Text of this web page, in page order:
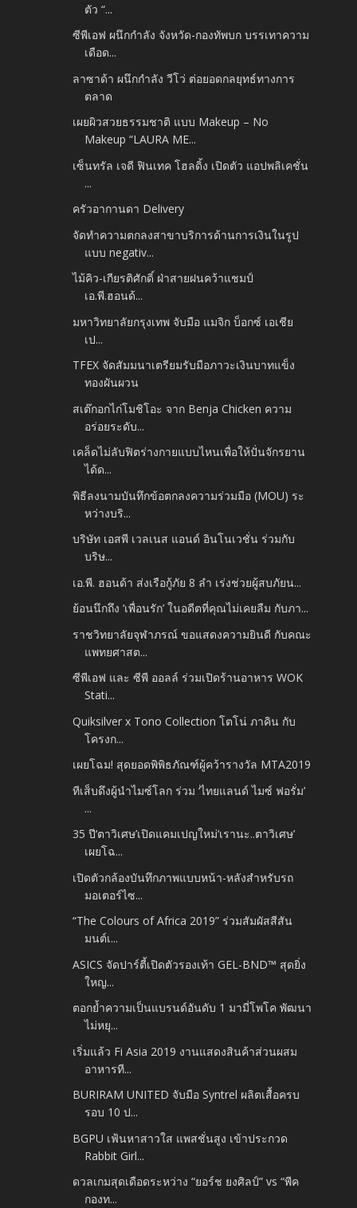
ตัว “...
ซีพีเอฟ ผนึกกำลัง จังหวัด-กองทัพบก บรรเทาความ
เดือด...
ลาซาด้า ผนึกกำลัง วีโว่ ต่อยอดกลยุทธ์ทางการ
ตลาด
เผยผิวสวยธรรมชาติ แบบ Makeup – No
Makeup “LAURA ME...
เซ็นทรัล เจดี ฟินเทค โฮลดิ้ง เปิดตัว แอปพลิเคชั่น
...
ครัวอากานดา Delivery
จัดทำความตกลงสาขาบริการด้านการเงินในรูป
แบบ negativ...
ไม้คิว-เกียรติศักดิ์ ฝ่าสายฝนคว้าแชมป์
เอ.พี.ฮอนด้...
มหาวิทยาลัยกรุงเทพ จับมือ แมจิก บ็อกซ์ เอเชีย
เป...
TFEX จัดสัมมนาเตรียมรับมือภาวะเงินบาทแข็ง
ทองผันผวน
สเต๊กอกไก่โมชิโอะ จาก Benja Chicken ความ
อร่อยระดับ...
เคล็ดไม่ลับฟิตร่างกายแบบไหนเพื่อให้ปั่นจักรยาน
ได้ด...
พิธีลงนามบันทึกข้อตกลงความร่วมมือ (MOU) ระ
หว่างบริ...
บริษัท เอสพี เวลเนส แอนด์ อินโนเวชั่น ร่วมกับ
บริษ...
เอ.พี. ฮอนด้า ส่งเรือกู้ภัย 8 ลำ เร่งช่วยผู้สบภัยน...
ย้อนนึกถึง ‘เพื่อนรัก’ ในอดีตที่คุณไม่เคยลืม กับภา...
ราชวิทยาลัยจุฬาภรณ์ ขอแสดงความยินดี กับคณะ
แพทยศาสต...
ซีพีเอฟ และ ซีพี ออลล์ ร่วมเปิดร้านอาหาร WOK
Stati...
Quiksilver x Tono Collection โตโน่ ภาคิน กับ
โครงก...
เผยโฉม! สุดยอดพิพิธภัณฑ์ผู้คว้ารางวัล MTA2019
ทีเส็บดึงผู้นำไมซ์โลก ร่วม ‘ไทยแลนด์ ไมซ์ ฟอรั่ม’
...
35 ปี‘ตาวิเศษ’เปิดแคมเปญใหม่‘เรานะ..ตาวิเศษ’
เผยโฉ...
เปิดตัวกล้องบันทึกภาพแบบหน้า-หลังสำหรับรถ
มอเตอร์ไซ...
“The Colours of Africa 2019” ร่วมสัมผัสสีสัน
มนต์เ...
ASICS จัดปาร์ตี้เปิดตัวรองเท้า GEL-BND™ สุดยิ่ง
ใหญ...
ตอกย้ำความเป็นแบรนด์อันดับ 1 มามี่โพโค พัฒนา
ไม่หยุ...
เริ่มแล้ว Fi Asia 2019 งานแสดงสินค้าส่วนผสม
อาหารที...
BURIRAM UNITED จับมือ Syntrel ผลิตเสื้อครบ
รอบ 10 ป...
BGPU เฟ้นหาสาวใส แพสชั่นสูง เข้าประกวด
Rabbit Girl...
ดวลเกมสุดเดือดระหว่าง “ยอร์ช ยงศิลป์” vs “พีค
กองท...